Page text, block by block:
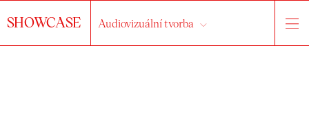
SHOWCASE Audiovizuální tvorba